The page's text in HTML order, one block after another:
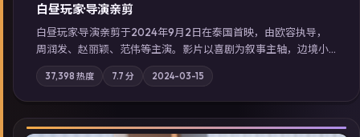
白昼玩家·导演亲剪
白昼玩家·导演亲剪于2024年9月2日在泰国首映，由欧容执导，
周润发、赵丽颖、范伟等主演。影片以喜剧为叙事主轴，边境小
镇的平静被一封匿名信彻底打破；摄影与配乐强化地域气质；站
内亦可通过「国产免费观看高清电视剧在线看」延展检索同类型
高分佳作，畅享高清在线追剧体验。
37,398 热度 7.7 分 2024-03-15